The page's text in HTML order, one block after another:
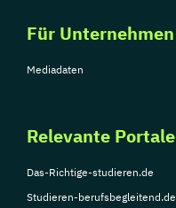
Für Unternehmen
Mediadaten
Relevante Portale
Das-Richtige-studieren.de
Studieren-berufsbegleitend.de